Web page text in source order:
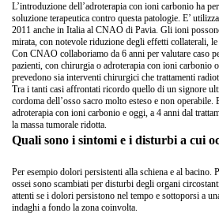
L’introduzione dell’adroterapia con ioni carbonio ha
soluzione terapeutica contro questa patologie. E’
2011 anche in Italia al CNAO di Pavia. Gli ioni
mirata, con notevole riduzione degli effetti collaterali,
Con CNAO collaboriamo da 6 anni per valutare caso
pazienti, con chirurgia o adroterapia con ioni carbonio
prevedono sia interventi chirurgici che trattamenti
Tra i tanti casi affrontati ricordo quello di un signore
cordoma dell’osso sacro molto esteso e non operabile.
adroterapia con ioni carbonio e oggi, a 4 anni dal
la massa tumorale ridotta.
Quali sono i sintomi e i disturbi a cui
Per esempio dolori persistenti alla schiena e al bacino.
ossei sono scambiati per disturbi degli organi
attenti se i dolori persistono nel tempo e sottoporsi a
indaghi a fondo la zona coinvolta.